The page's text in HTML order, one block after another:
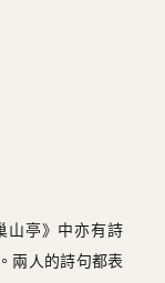
山亭》中亦有詩
兩人的詩句都表